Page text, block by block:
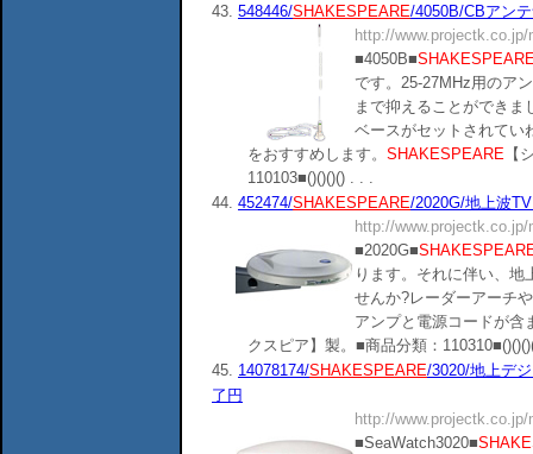
43. 548446/SHAKESPEARE/4050B/CBアン
http://
■4050B■
です。25-27MHz用のア
まで抑えることができま
ベースがセットされてい
をおすすめします。 SHAKESPEARE 【
110103■()()()() . . .
44. 452474/SHAKESPEARE/2020G/地上波
http://
■2020G■
ります。それに伴い、地
せんか?レーダーアーチ
アンプと電源コードが含
クスピア】製。■商品分類：
45. 14078174/SHAKESPEARE/3020/地上デ
了円
http://
■SeaWatch3020■